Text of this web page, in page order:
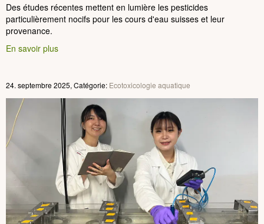
Des études récentes mettent en lumière les pesticides
particulièrement nocifs pour les cours d'eau suisses et leur
provenance.
En savoir plus
24. septembre 2025, Catégorie: Ecotoxicologie aquatique